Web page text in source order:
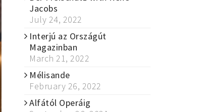
Jacobs
July 24, 2022
Interjú az Országút
Magazinban
March 21, 2022
Mélisande
February 26, 2022
Alfától Operáig